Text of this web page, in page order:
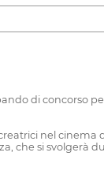
di
nel
si svolgerà